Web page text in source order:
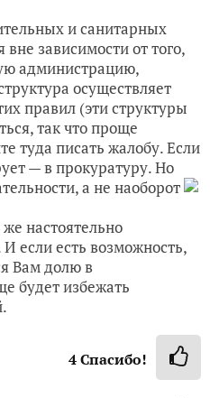
и санитарных
зависимости от того,
администрацию,
осуществляет
правил (эти структуры
так что проще
туда писать жалобу. Если
— в прокуратуру. Но
а не наоборот
настоятельно
если есть возможность,
Вам долю в
будет избежать
4Спасибо!